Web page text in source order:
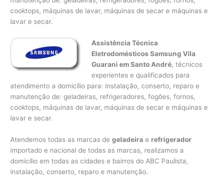
cooktops, máquinas de lavar, máquinas de secar e máquinas e
lavar e secar.
Assistência Técnica
Eletrodomésticos Samsung Vila
Guarani em Santo André, técnicos
experientes e qualificados para
atendimento a domicílio para: instalação, conserto, reparo e
manutenção de: geladeiras, refrigeradores, fogões, fornos,
cooktops, máquinas de lavar, máquinas de secar e máquinas e
lavar e secar.
Atendemos todas as marcas degeladeira e refrigerador
importado e nacional de todas as marcas, realizamos a
domicílio em todas as cidades e bairros do ABC Paulista,
instalação, conserto, reparo e manutenção.